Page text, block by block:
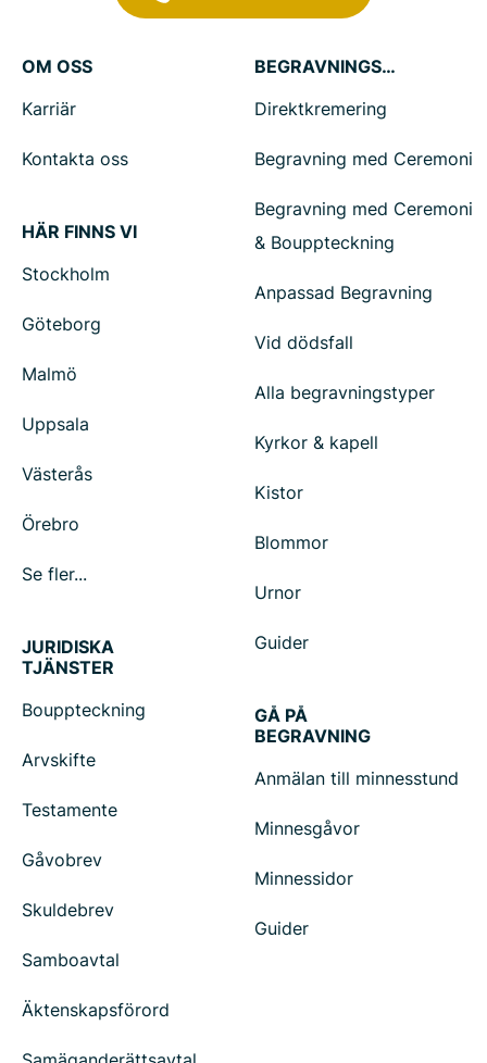
OM OSS
Karriär
Kontakta oss
HÄR FINNS VI
Stockholm
Göteborg
Malmö
Uppsala
Västerås
Örebro
Se fler...
BEGRAVNINGSTJÄNSTER
Direktkremering
Begravning med Ceremoni
Begravning med Ceremoni
& Bouppteckning
Anpassad Begravning
Vid dödsfall
Alla begravningstyper
Kyrkor & kapell
Kistor
Blommor
Urnor
Guider
JURIDISKA
TJÄNSTER
Bouppteckning
Arvskifte
Testamente
Gåvobrev
Skuldebrev
Samboavtal
Äktenskapsförord
GÅ PÅ
BEGRAVNING
Anmälan till minnesstund
Minnesgåvor
Minnessidor
Guider